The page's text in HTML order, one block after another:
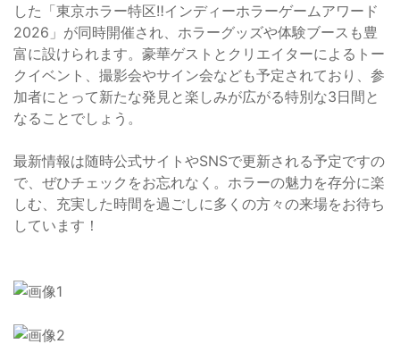
した「東京ホラー特区‼︎インディーホラーゲームアワード
2026」が同時開催され、ホラーグッズや体験ブースも豊
富に設けられます。豪華ゲストとクリエイターによるトー
クイベント、撮影会やサイン会なども予定されており、参
加者にとって新たな発見と楽しみが広がる特別な3日間と
なることでしょう。
最新情報は随時公式サイトやSNSで更新される予定ですの
で、ぜひチェックをお忘れなく。ホラーの魅力を存分に楽
しむ、充実した時間を過ごしに多くの方々の来場をお待ち
しています！